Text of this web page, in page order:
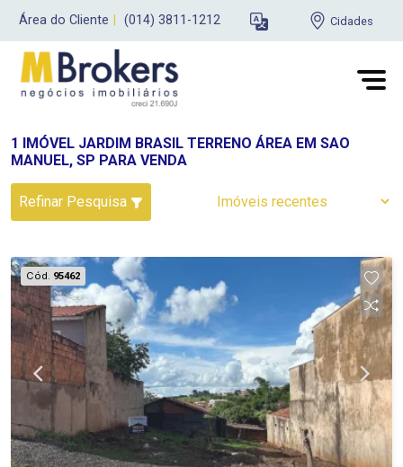
Área do Cliente (014) 3811-1212 Cidades
1 IMÓVEL JARDIM BRASIL TERRENO ÁREA EM SAO
MANUEL, SP PARA VENDA
Refinar Pesquisa
Cód. 95462